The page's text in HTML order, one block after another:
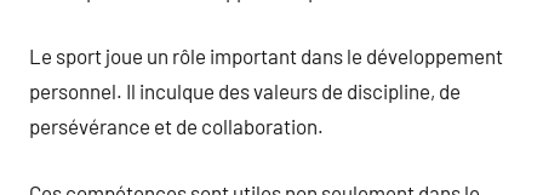
Le sport joue un rôle important dans le développement
personnel. Il inculque des valeurs de discipline, de
persévérance et de collaboration.